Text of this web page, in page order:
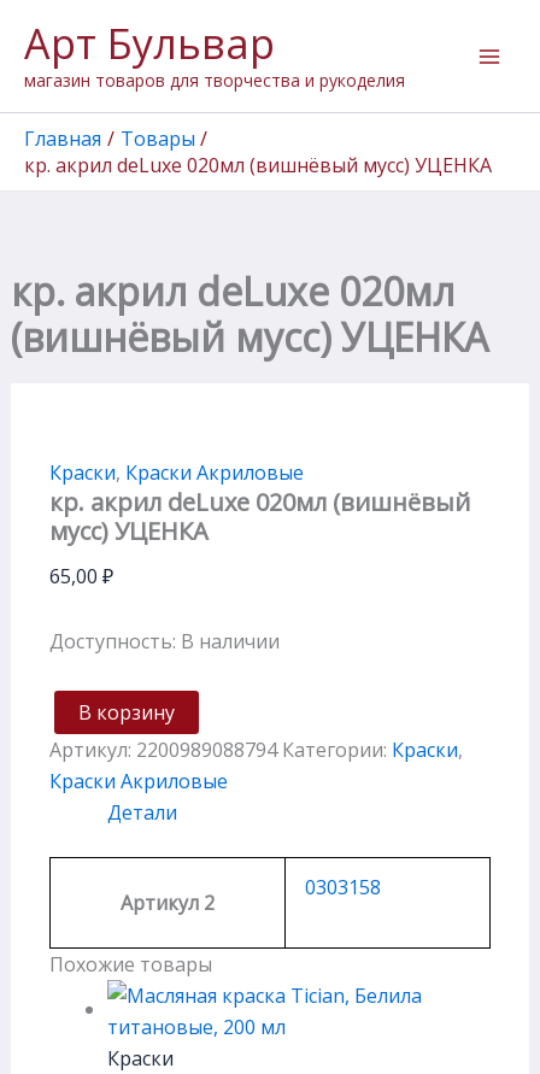
содержимому
Арт Бульвар
магазин товаров для творчества и рукоделия
Главная
Товары
кр. акрил deLuxe 020мл (вишнёвый мусс) УЦЕНКА
кр. акрил deLuxe 020мл
(вишнёвый мусс) УЦЕНКА
Краски, Краски Акриловые
кр. акрил deLuxe 020мл (вишнёвый
мусс) УЦЕНКА
65,00 ₽
Доступность: В наличии
товара
кр.
акрил
deLuxe
020мл
(вишнёвый
мусс)
В корзину
Артикул: 2200989088794 Категории: Краски,
Краски Акриловые
Детали
Артикул 2
0303158
Похожие товары
Краски